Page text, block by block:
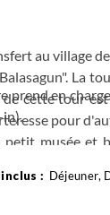
au village
La
de cette tour
pour
musée et
le trekking
prend en
Déjeuner,